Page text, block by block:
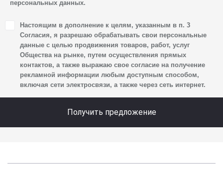
персональных данных.
1. Настоящим я даю согласие Обществу на обработку
своих персональных данных, а именно: имени, отчества,
фамилии, контактных данных (включая номер телефона
и адрес электронной почты), адреса, сведений
о впечатлениях, интересах, предпочтениях
к автомобилю(-ям) и товарам/услугам, IP-адреса,
сайта, уникального идентификатора посетителя сайта,
предпочтительного времени и способа для контакта,
персональных данных.
Настоящим в дополнение к целям, указанным в п. 3
Согласия, я разрешаю обрабатывать свои персональные
данные с целью продвижения товаров, работ, услуг
Общества на рынке, путем осуществления прямых
контактов, а также выражаю свое согласие на получение
рекламной информации любым доступным способом,
включая сети электросвязи, а также через сеть интернет.
Получить предложение